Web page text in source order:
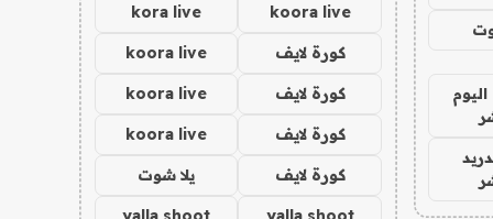
koora live
kora live
كورة لايف koora live
كورة لايف koora live
كورة لايف koora live
كورة لايف يلا شوت